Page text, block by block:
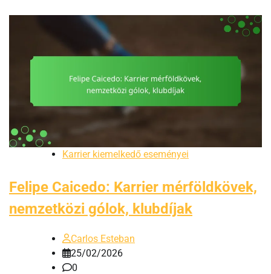
Karrier kiemelkedő eseményei
Felipe Caicedo: Karrier mérföldkövek,
nemzetközi gólok, klubdíjak
Carlos Esteban
25/02/2026
0